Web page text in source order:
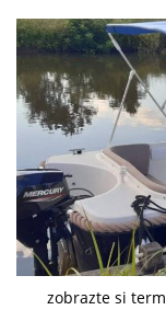
zobrazte si